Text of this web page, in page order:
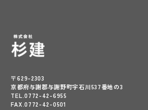
〒629-2303
京都府与謝郡与謝野町字石川537番地の3
TEL.0772-42-6955
FAX.0772-42-0501